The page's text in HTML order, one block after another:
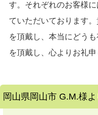
す。それぞれのお客様
ていただいております
を頂戴し、本当にどう
を頂戴し、心よりお礼申
岡山県岡山市 G.M.様よ